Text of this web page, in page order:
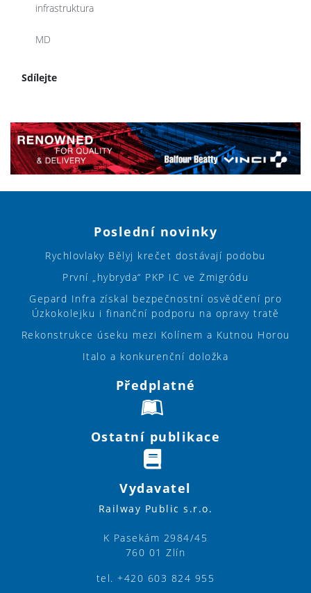
infrastruktura
MD
Sdílejte
Poslední novinky
Rychlovlaky Bělyj krečet dostávají podobu
První „hybryda“ PKP IC ve Żmigródu
Gepard Infra získal bezpečnostní osvědčení pro
Úzkokolejku i finanční podporu na opravy tratě
Rekonstrukce úseku mezi Kolínem a Kutnou Horou
Italo a konkurenční doložka
Předplatné
Ostatní publikace
Vydavatel
Railway Public s.r.o.
K Pasekám 2984/45
760 01 Zlín
tel. +420 603 824 955